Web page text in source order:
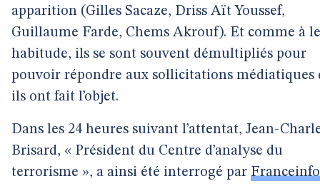
apparition (Gilles Sacaze, Driss Aït Youssef,
Guillaume Farde, Chems Akrouf). Et comme à
habitude, ils se sont souvent démultipliés pour
pouvoir répondre aux sollicitations médiatiques
ils ont fait l’objet.
Dans les 24 heures suivant l’attentat, Jean-
Brisard, « Président du Centre d’analyse du
terrorisme », a ainsi été interrogé par Franceinfo